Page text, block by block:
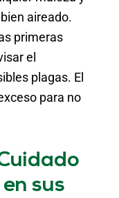
aireado.
primeras
el
plagas. El
para no
sus